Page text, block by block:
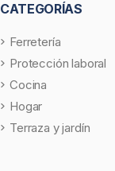
CATEGORÍAS
Ferretería
Protección laboral
Cocina
Hogar
Terraza y jardín